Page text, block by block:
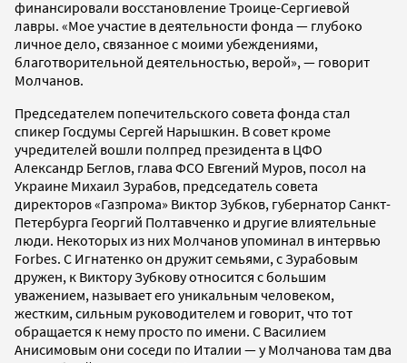
финансировали восстановление Троице-Сергиевой
лавры. «Мое участие в деятельности фонда — глубоко
личное дело, связанное с моими убеждениями,
благотворительной деятельностью, верой», — говорит
Молчанов.
Председателем попечительского совета фонда стал
спикер Госдумы Сергей Нарышкин. В совет кроме
учредителей вошли полпред президента в ЦФО
Александр Беглов, глава ФСО Евгений Муров, посол на
Украине Михаил Зурабов, председатель совета
директоров «Газпрома» Виктор Зубков, губернатор Санкт-
Петербурга Георгий Полтавченко и другие влиятельные
люди. Некоторых из них Молчанов упоминал в интервью
Forbes. С Игнатенко он дружит семьями, с Зурабовым
дружен, к Виктору Зубкову относится с большим
уважением, называет его уникальным человеком,
жестким, сильным руководителем и говорит, что тот
обращается к нему просто по имени. С Василием
Анисимовым они соседи по Италии — у Молчанова там два